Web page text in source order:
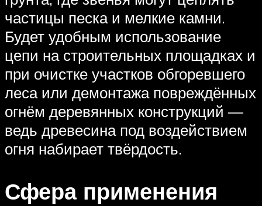
частицы песка и мелкие камни.
Будет удобным использование
цепи на строительных площадках и
при очистке участков обгоревшего
леса или демонтажа повреждённых
огнём деревянных конструкций —
ведь древесина под воздействием
огня набирает твёрдость.
Сфера применения